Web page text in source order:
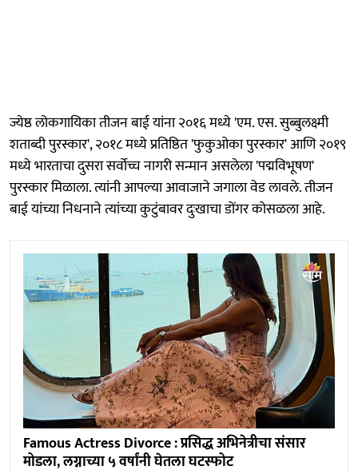
ज्येष्ठ लोकगायिका तीजन बाई यांना २०१६ मध्ये 'एम. एस. सुब्बुलक्ष्मी
शताब्दी पुरस्कार', २०१८ मध्ये प्रतिष्ठित 'फुकुओका पुरस्कार' आणि २०१९
मध्ये भारताचा दुसरा सर्वोच्च नागरी सन्मान असलेला 'पद्मविभूषण'
पुरस्कार मिळाला. त्यांनी आपल्या आवाजाने जगाला वेड लावले. तीजन
बाई यांच्या निधनाने त्यांच्या कुटुंबावर दुःखाचा डोंगर कोसळला आहे.
Famous Actress Divorce : प्रसिद्ध अभिनेत्रीचा संसार
मोडला, लग्नाच्या ५ वर्षांनी घेतला घटस्फोट